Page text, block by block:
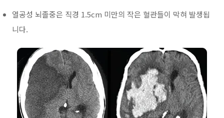
열공성 뇌졸중은 직경 1.5cm 미만의 작은 혈관들이 막혀 발생됩
니다.